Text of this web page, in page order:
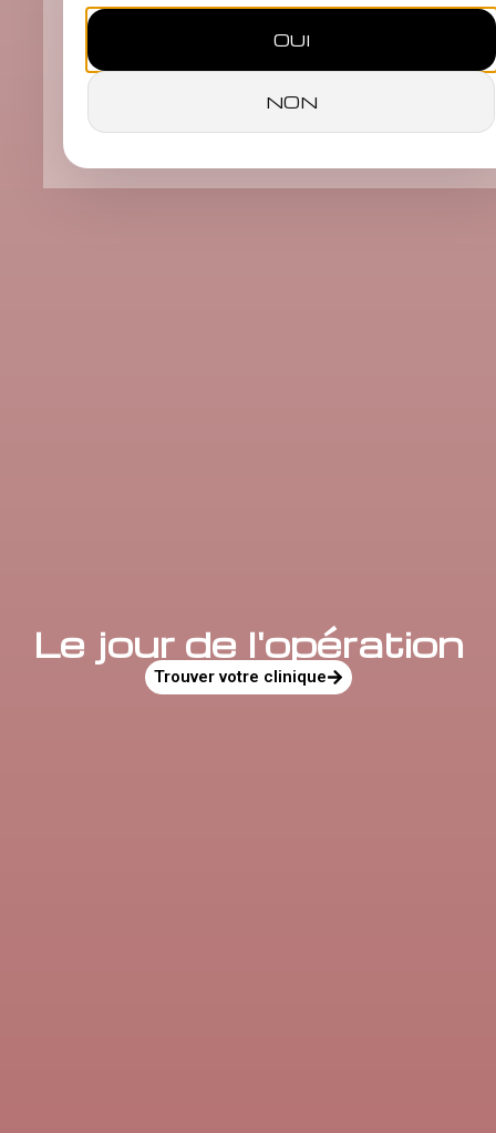
préopératoire
Le jour de l'opération
Trouver votre clinique
OUI
NON